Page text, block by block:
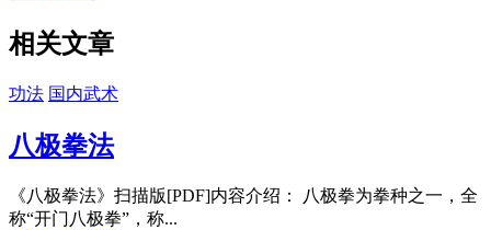
相关文章
功法 国内武术
八极拳法
《八极拳法》扫描版[PDF]内容介绍： 八极拳为拳种之一，全
称“开门八极拳”，称...